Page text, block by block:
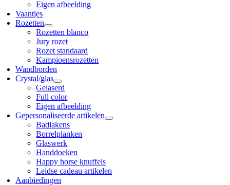
Eigen afbeelding
Vaantjes
Rozetten
Rozetten blanco
Jury rozet
Rozet standaard
Kampioensrozetten
Wandborden
Crystal/glas
Gelaserd
Full color
Eigen afbeelding
Gepersonaliseerde artikelen
Badlakens
Borrelplanken
Glaswerk
Handdoeken
Happy horse knuffels
Leidse cadeau artikelen
Aanbiedingen